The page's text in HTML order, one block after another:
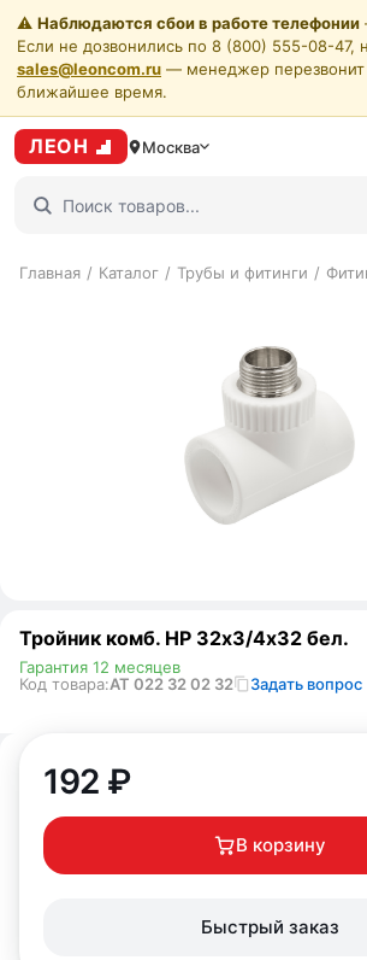
⚠️ Наблюдаются сбои в работе телефонии
Если не дозвонились по 8 (800) 555-08-47,
sales@leoncom.ru — менеджер перезвонит
ближайшее время.
ЛЕОН Москва
Главная / Каталог / Трубы и фитинги /
Тройник комб. НР 32х3/4х32 бел.
Код товара:AT 022 32 02 32 Задать вопрос
Гарантия 12 месяцев
192 ₽
В корзину
Быстрый заказ